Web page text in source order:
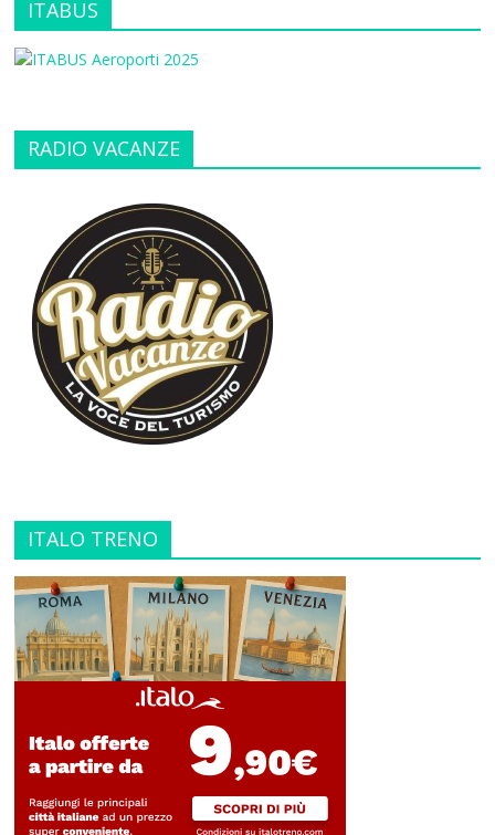
ITABUS
RADIO VACANZE
ITALO TRENO